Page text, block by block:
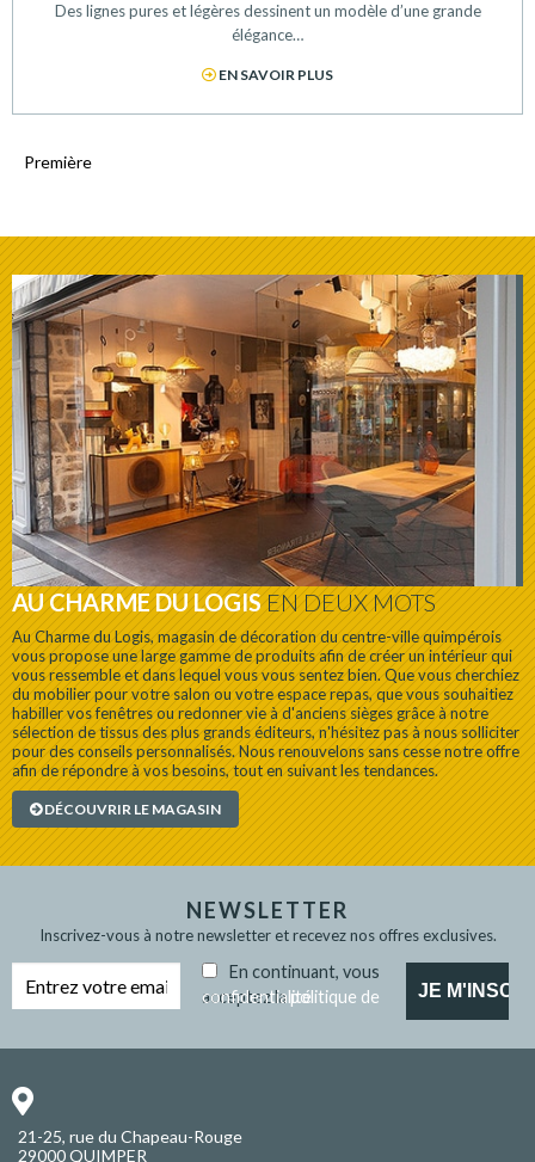
Des lignes pures et légères dessinent un modèle d’une grande
élégance…
EN SAVOIR PLUS
Première
AU CHARME DU LOGISEN DEUX MOTS
Au Charme du Logis, magasin de décoration du centre-ville quimpérois
vous propose une large gamme de produits afin de créer un intérieur qui
vous ressemble et dans lequel vous vous sentez bien. Que vous cherchiez
du mobilier pour votre salon ou votre espace repas, que vous souhaitiez
habiller vos fenêtres ou redonner vie à d'anciens sièges grâce à notre
sélection de tissus des plus grands éditeurs, n'hésitez pas à nous solliciter
pour des conseils personnalisés. Nous renouvelons sans cesse notre offre
afin de répondre à vos besoins, tout en suivant les tendances.
DÉCOUVRIR LE MAGASIN
NEWSLETTER
Inscrivez-vous à notre newsletter et recevez nos offres exclusives.
En continuant, vous
acceptez la
politique de confidentialité
21-25, rue du Chapeau-Rouge
29000 QUIMPER